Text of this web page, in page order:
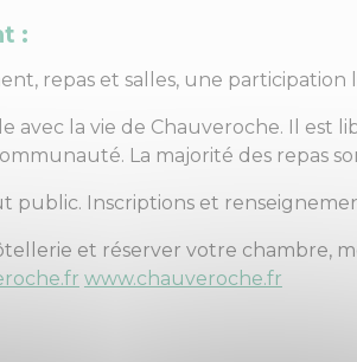
:
repas et salles, une participation
avec la vie de Chauveroche. Il est
La majorité des repas
public. Inscriptions et
et réserver votre chambre,
www.chauveroche.fr